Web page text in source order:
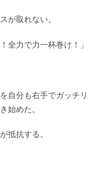
が取れない。
全力で力一杯巻け！」
自分も右手でガッチリ
始めた。
抵抗する。